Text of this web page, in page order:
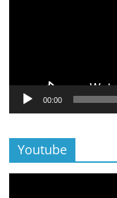
00:00
Youtube